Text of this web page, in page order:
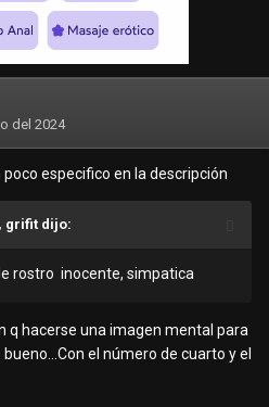
del 2024
especifico en la descripción
grifit dijo:
rostro inocente, simpatica
q hacerse una imagen mental para
el número de cuarto y el